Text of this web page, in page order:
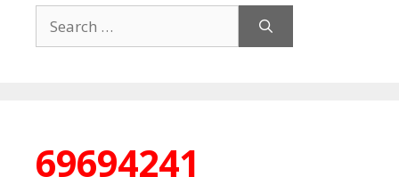
for:
69694241